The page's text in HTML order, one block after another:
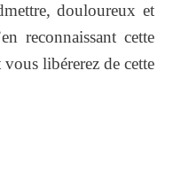
douloureux et
reconnaissant cette
libérerez de cette